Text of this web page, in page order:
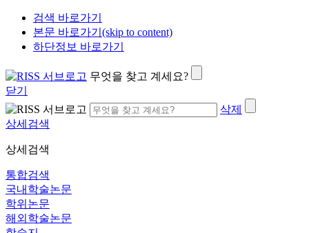
검색 바로가기
본문 바로가기(skip to content)
하단정보 바로가기
무엇을 찾고 계세요?
닫기
삭제
상세검색
상세검색
통합검색
국내학술논문
학위논문
해외학술논문